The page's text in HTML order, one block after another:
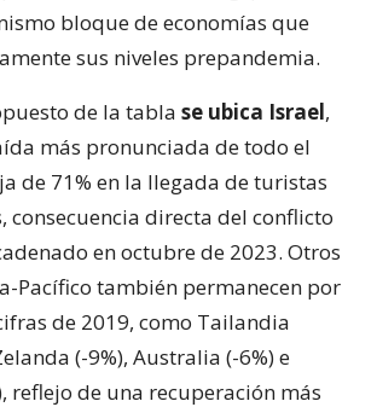
bloque de economías que
sus niveles prepandemia.
de la tabla se ubica Israel,
más pronunciada de todo el
de 71% en la llegada de turistas
consecuencia directa del conflicto
en octubre de 2023. Otros
Pacífico también permanecen por
de 2019, como Tailandia
(-9%), Australia (-6%) e
reflejo de una recuperación más